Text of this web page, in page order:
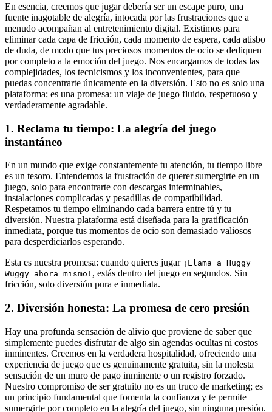
En esencia, creemos que jugar debería ser un escape puro, una
fuente inagotable de alegría, intocada por las frustraciones que a
menudo acompañan al entretenimiento digital. Existimos para
eliminar cada capa de fricción, cada momento de espera, cada atisbo
de duda, de modo que tus preciosos momentos de ocio se dediquen
por completo a la emoción del juego. Nos encargamos de todas las
complejidades, los tecnicismos y los inconvenientes, para que
puedas concentrarte únicamente en la diversión. Esto no es solo una
plataforma; es una promesa: un viaje de juego fluido, respetuoso y
verdaderamente agradable.
1. Reclama tu tiempo: La alegría del juego
instantáneo
En un mundo que exige constantemente tu atención, tu tiempo libre
es un tesoro. Entendemos la frustración de querer sumergirte en un
juego, solo para encontrarte con descargas interminables,
instalaciones complicadas y pesadillas de compatibilidad.
Respetamos tu tiempo eliminando cada barrera entre tú y tu
diversión. Nuestra plataforma está diseñada para la gratificación
inmediata, porque tus momentos de ocio son demasiado valiosos
para desperdiciarlos esperando.
Esta es nuestra promesa: cuando quieres jugar ¡Llama a Huggy
Wuggy ahora mismo! , estás dentro del juego en segundos. Sin
fricción, solo diversión pura e inmediata.
2. Diversión honesta: La promesa de cero presión
Hay una profunda sensación de alivio que proviene de saber que
simplemente puedes disfrutar de algo sin agendas ocultas ni costos
inminentes. Creemos en la verdadera hospitalidad, ofreciendo una
experiencia de juego que es genuinamente gratuita, sin la molesta
sensación de un muro de pago inminente o un registro forzado.
Nuestro compromiso de ser gratuito no es un truco de marketing; es
un principio fundamental que fomenta la confianza y te permite
sumergirte por completo en la alegría del juego, sin ninguna presión.